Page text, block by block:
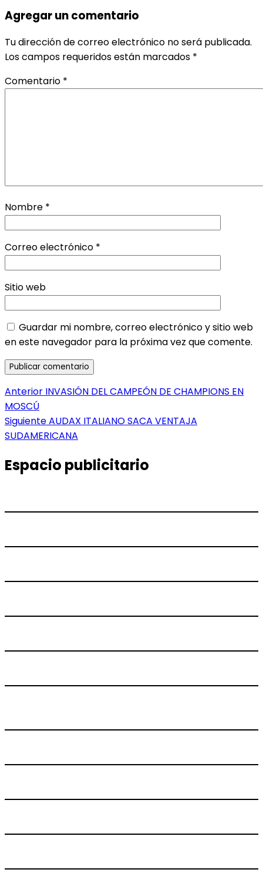
Agregar un comentario
Tu dirección de correo electrónico no será publicada.
Los campos requeridos están marcados *
Comentario *
Nombre *
Correo electrónico *
Sitio web
Guardar mi nombre, correo electrónico y sitio web
en este navegador para la próxima vez que comente.
Navegación
de
entradas
Anterior Entrada
INVASIÓN DEL CAMPEÓN DE CHAMPIONS EN
MOSCÚ
SiguienteEntrada
siguiente:
AUDAX ITALIANO SACA VENTAJA
SUDAMERICANA
Espacio publicitario